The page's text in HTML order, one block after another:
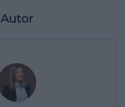
Autor